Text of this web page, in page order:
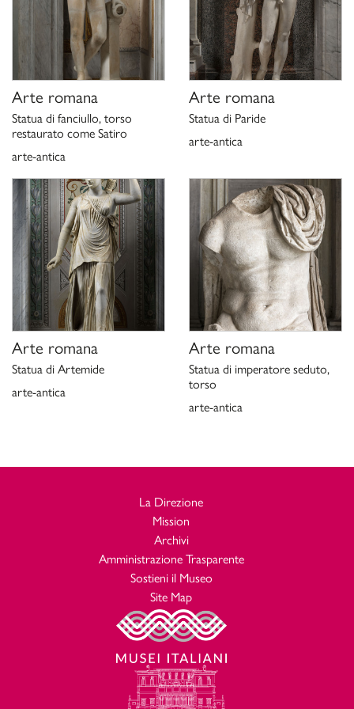
l’arte in Roma antica
“Rivista del Reale Istituto d’Archeologia e Storia dell’Arte” II,
1931, pp.178-213
F. Poulsen, From the Collections NY Carlsberg Glyptothek,
Copenhagen 1931, p.33,
fig.25
A. De Rinaldis,La R. Galleria Borghese in Roma, Roma 1935,
p.16
P. Della Pergola,
Roma 1954, p.21
G. Q. Giglioli,L’arte greca
, II, Milano 1955, pp.807-808
R. Calza,Catalogo del Gabinetto fotografico Nazionale, Galleria
Borghese, Collezione
degli oggetti antichi
, Roma 1957, p.9, fig.39
E. Sjöqvist, s.v.Lisippo , “Enciclopedia Universale dell’Arte”,
VIII, 1958, pp. 716-721, in
part. pp.720-721
C. Picard,Manuel d’archéologie grecque. La sculpture, IV, 2,
1963, pp.513-518
W. Helbig, H. Speier,
Führer durch die öffentlichen Sammlungen
Altertümer in Rom
La scultura, inPompei 79. Raccolta di studi
per il decimonono centenario dell’eruzione vesuviana
Zevi, Napoli 1979, pp. 177-210
Museo e la Galleria Borghese, La collezione
, Roma 1980,
P. Moreno, S. Staccioli,Le collezioni della Galleria Borghese
Milano 1981, p.101, fig.69
Vita e arte di Lisippo, Milano 1987, pp.187, 189
Die Vorbilder der Neuattischen Reliefs
Deutschen Archäologischen Instituts-Ergänzungsheft 20”,
Arte romana
Statua di fanciullo, torso
restaurato come Satiro
arte-antica
Arte romana
Statua di Paride
arte-antica
Arte romana
Statua di Artemide
arte-antica
Arte romana
Statua di imperatore seduto,
torso
arte-antica
La Direzione
Mission
Archivi
Amministrazione Trasparente
Sostieni il Museo
Site Map